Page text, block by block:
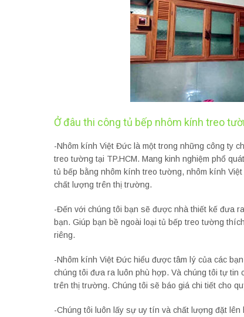
Ở đâu thi công tủ bếp nhôm kính treo
-Nhôm kính Việt Đức là một trong những công ty
treo tường tại TP.HCM. Mang kinh nghiệm phổ
tủ bếp bằng nhôm kính treo tường, nhôm kính
chất lượng trên thị trường.
-Đến với chúng tôi bạn sẽ được nhà thiết kế đưa
bạn. Giúp bạn bề ngoài loại tủ bếp treo tường
riêng.
-Nhôm kính Việt Đức hiểu được tâm lý của các
chúng tôi đưa ra luôn phù hợp. Và chúng tôi tự tin
trên thị trường. Chúng tôi sẽ báo giá chi tiết cho
-Chúng tôi luôn lấy sự uy tín và chất lượng đặt